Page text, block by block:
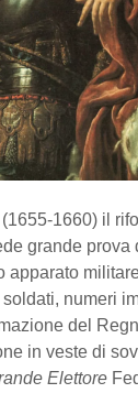
1660) il
grande prova
apparato
numeri
del
in veste di
Elettore